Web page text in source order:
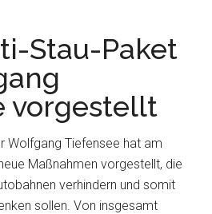
Stau-Paket
vorgestellt
Wolfgang Tiefensee hat am
Maßnahmen vorgestellt, die
verhindern und somit
sollen. Von insgesamt